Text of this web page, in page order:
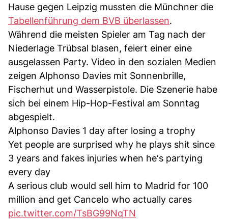
Hause gegen Leipzig mussten die Münchner die
Tabellenführung dem BVB überlassen.
Während die meisten Spieler am Tag nach der
Niederlage Trübsal blasen, feiert einer eine
ausgelassen Party. Video in den sozialen Medien
zeigen Alphonso Davies mit Sonnenbrille,
Fischerhut und Wasserpistole. Die Szenerie habe
sich bei einem Hip-Hop-Festival am Sonntag
abgespielt.
Alphonso Davies 1 day after losing a trophy
Yet people are surprised why he plays shit since
3 years and fakes injuries when he‘s partying
every day
A serious club would sell him to Madrid for 100
million and get Cancelo who actually cares
pic.twitter.com/TsBG99NqTN